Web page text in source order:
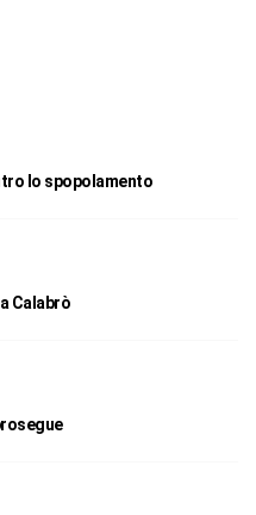
lo spopolamento
Calabrò